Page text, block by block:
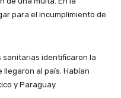
para el incumplimiento de
sanitarias identificaron la
al país. Habían
y Paraguay.